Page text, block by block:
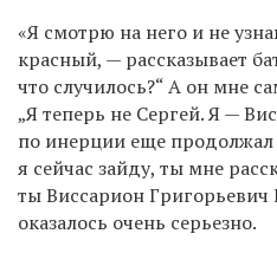
«Я смотрю на него и не
красный, — рассказывает
что случилось?“ А он мне
„Я теперь не Сергей. Я —
по инерции еще продолжал
я сейчас зайду, ты мне
ты Виссарион Григорьевич
оказалось очень серьезно.